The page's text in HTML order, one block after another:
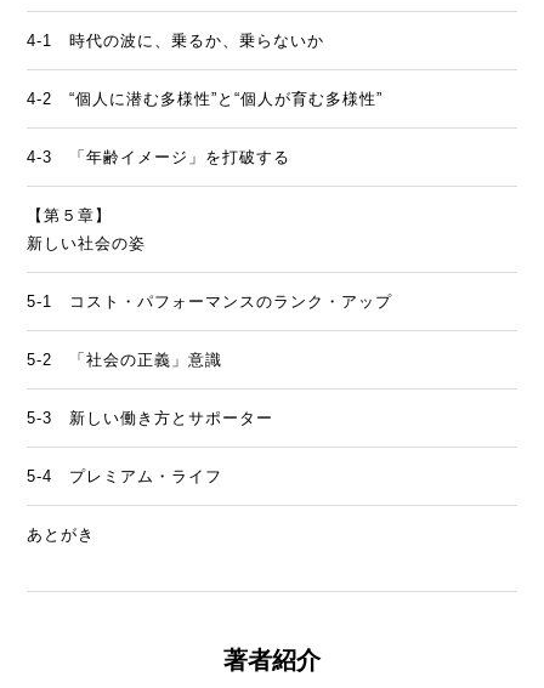
4-1 時代の波に、乗るか、乗らないか
4-2 “個人に潜む多様性”と“個人が育む多様性”
4-3 「年齢イメージ」を打破する
【第５章】
新しい社会の姿
5-1 コスト・パフォーマンスのランク・アップ
5-2 「社会の正義」意識
5-3 新しい働き方とサポーター
5-4 プレミアム・ライフ
あとがき
著者紹介